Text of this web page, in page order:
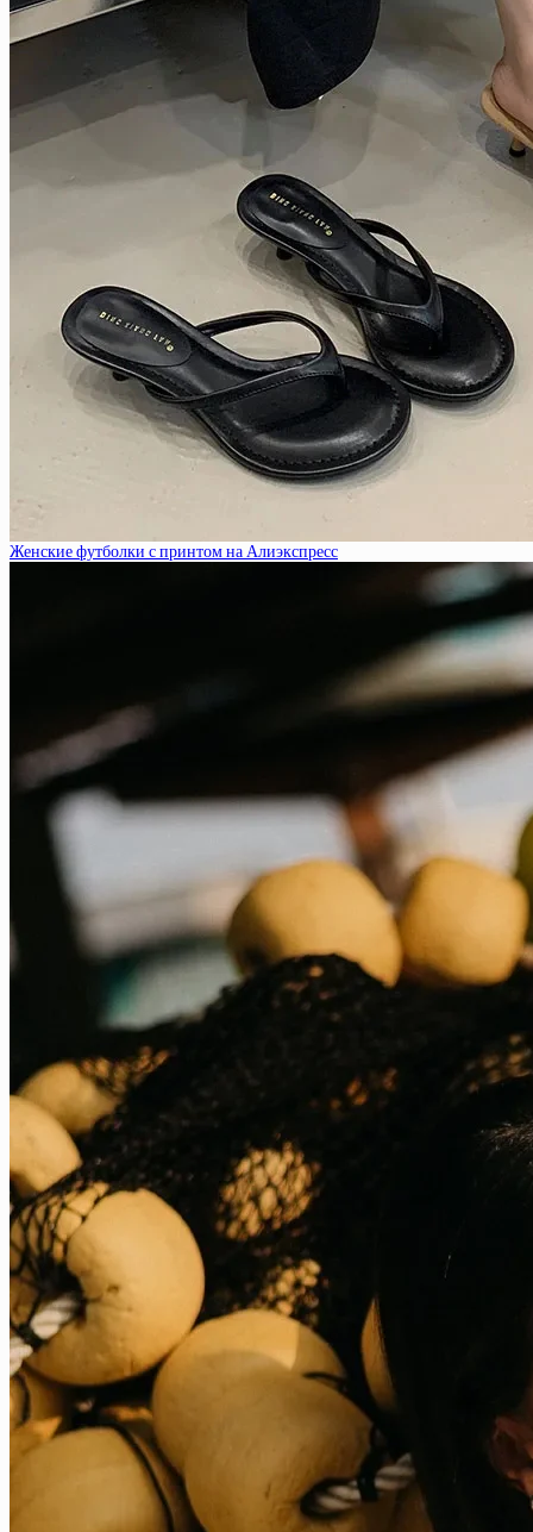
Женские футболки с принтом на Алиэкспресс